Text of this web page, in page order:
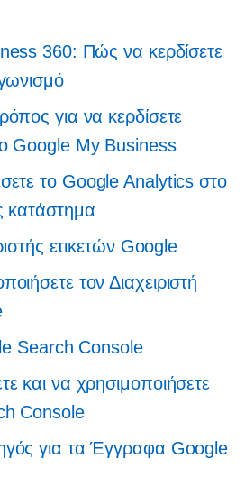
360: Πώς να κερδίσετε
για να κερδίσετε
Google My Business
το Google Analytics στο
κατάστημα
ετικετών Google
τον Διαχειριστή
Search Console
και να χρησιμοποιήσετε
Console
για τα Έγγραφα Google